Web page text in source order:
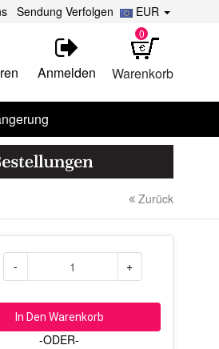
EUR
Sendung Verfolgen
Warenkorb
0
Anmelden
Zurück
- +
In Den Warenkorb
-ODER-